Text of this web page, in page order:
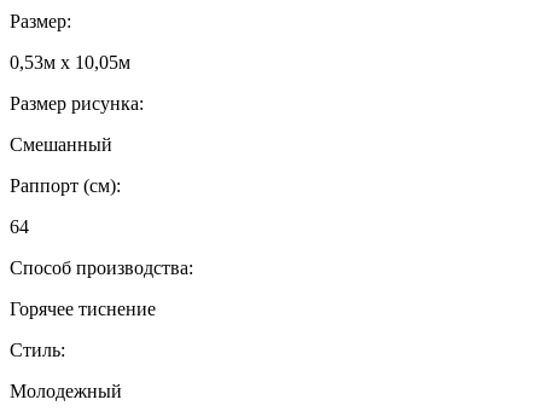
Размер:
0,53м x 10,05м
Размер рисунка:
Смешанный
Раппорт (см):
64
Способ производства:
Горячее тиснение
Стиль:
Молодежный